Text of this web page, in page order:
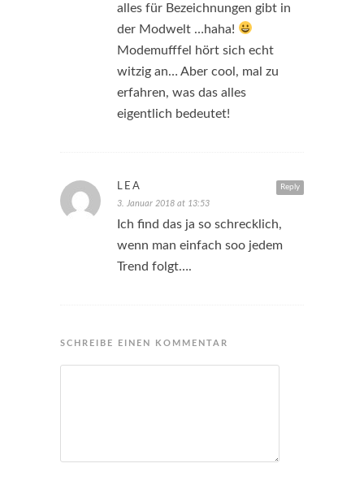
alles für Bezeichnungen gibt in
der Modwelt …haha!
Modemufffel hört sich echt
witzig an… Aber cool, mal zu
erfahren, was das alles
eigentlich bedeutet!
Reply
LEA
3. Januar 2018 at 13:53
Ich find das ja so schrecklich,
wenn man einfach soo jedem
Trend folgt….
SCHREIBE EINEN KOMMENTAR